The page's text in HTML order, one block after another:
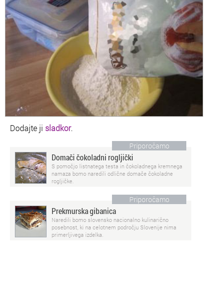
Dodajte ji sladkor.
Priporočamo
Domači čokoladni rogljički
S pomočjo listnatega testa in čokoladnega kremnega
namaza bomo naredili odlične domače čokoladne
rogljičke.
Priporočamo
Prekmurska gibanica
Naredili bomo slovensko nacionalno kulinarično
posebnost, ki na celotnem področju Slovenije nima
primerljivega izdelka.